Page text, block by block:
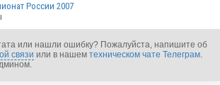
России 2007
или нашли ошибку? Пожалуйста, напишите об
связи или в нашем техническом чате Телеграм.